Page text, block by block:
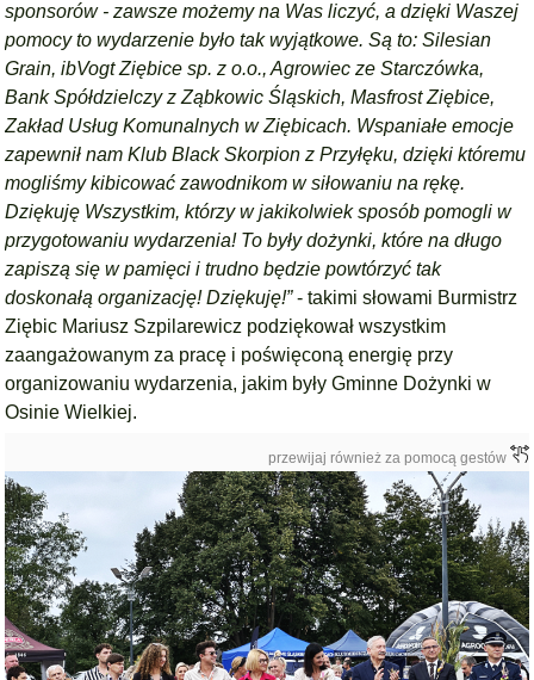
sponsorów - zawsze możemy na Was liczyć, a dzięki Waszej
pomocy to wydarzenie było tak wyjątkowe. Są to: Silesian
Grain, ibVogt Ziębice sp. z o.o., Agrowiec ze Starczówka,
Bank Spółdzielczy z Ząbkowic Śląskich, Masfrost Ziębice,
Zakład Usług Komunalnych w Ziębicach. Wspaniałe emocje
zapewnił nam Klub Black Skorpion z Przyłęku, dzięki któremu
mogliśmy kibicować zawodnikom w siłowaniu na rękę.
Dziękuję Wszystkim, którzy w jakikolwiek sposób pomogli w
przygotowaniu wydarzenia! To były dożynki, które na długo
zapiszą się w pamięci i trudno będzie powtórzyć tak
doskonałą organizację! Dziękuję!”- takimi słowami Burmistrz
Ziębic Mariusz Szpilarewicz podziękował wszystkim
zaangażowanym za pracę i poświęconą energię przy
organizowaniu wydarzenia, jakim były Gminne Dożynki w
Osinie Wielkiej.
przewijaj również za pomocą gestów